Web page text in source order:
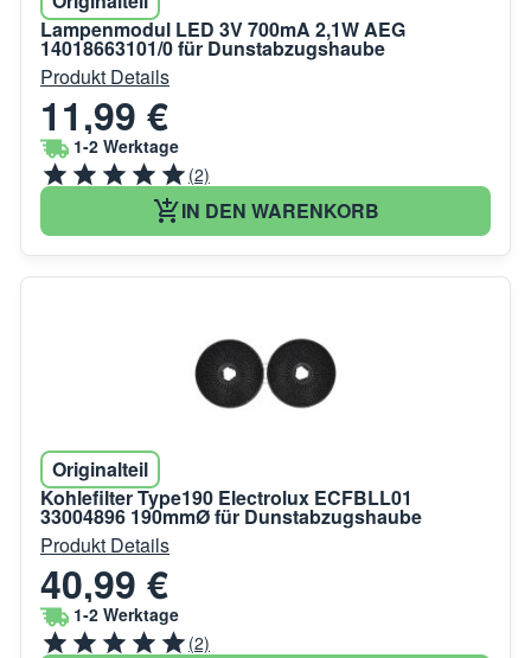
Lampenmodul LED 3V 700mA 2,1W AEG
14018663101/0 für Dunstabzugshaube
Produkt Details
11,99 €
1-2 Werktage
(2)
IN DEN WARENKORB
Originalteil
Kohlefilter Type190 Electrolux ECFBLL01
33004896 190mmØ für Dunstabzugshaube
Produkt Details
40,99 €
1-2 Werktage
(2)